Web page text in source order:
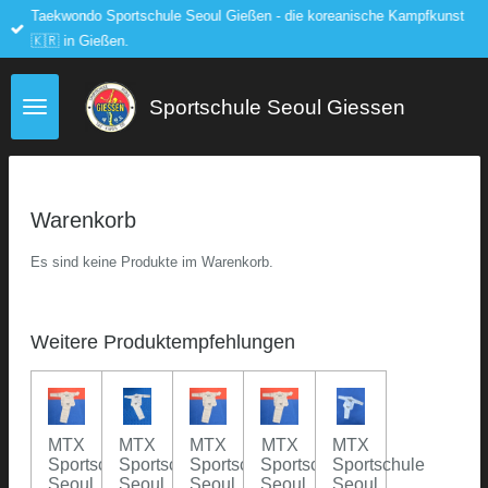
Zum
Hauptinhalt
springen
Sportschule Seoul Giessen
Taekwondo Sportschule Seoul Gießen - die koreanische Kampfkunst
🇰🇷 in Gießen.
Warenkorb
Es sind keine Produkte im Warenkorb.
Weitere Produktempfehlungen
MTX
Sportschule
MTX
Sportschule
MTX
Sportschule
MTX
Sportschule
MTX
Sportschule